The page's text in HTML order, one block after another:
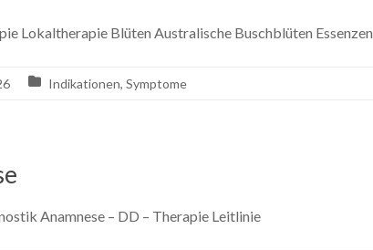
Lokaltherapie Blüten Australische Buschblüten Essenzen
Indikationen, Symptome
Anamnese – DD – Therapie Leitlinie